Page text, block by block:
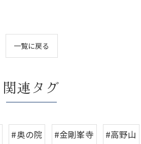
一覧に戻る
関連タグ
#奥の院 #金剛峯寺 #高野山